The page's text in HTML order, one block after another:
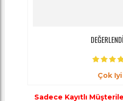
Çok Iyi
Sadece Kayıtlı